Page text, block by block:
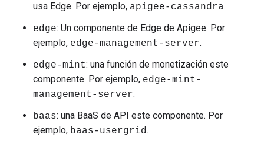
usa Edge. Por ejemplo, apigee-cassandra.
edge: Un componente de Edge de Apigee. Por
ejemplo, edge-management-server.
edge-mint: una función de monetización este
componente. Por ejemplo, edge-mint-
management-server.
baas: una BaaS de API este componente. Por
ejemplo, baas-usergrid.